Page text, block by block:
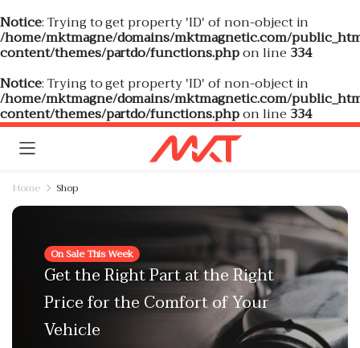
Notice: Trying to get property 'ID' of non-object in
/home/mktmagne/domains/mktmagnetic.com/
content/themes/partdo/functions.phpon line 334
Notice: Trying to get property 'ID' of non-object in
/home/mktmagne/domains/mktmagnetic.com/
content/themes/partdo/functions.phpon line 334
Home Shop
On Sale This Week
Get the Right Part at the Right
Price for the Comfort of Your
Vehicle